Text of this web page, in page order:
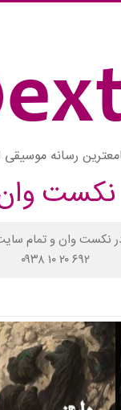
رسانه موسیقی
نکست
وان و تمام
۰۹۳۸ ۱۰ ۲۰ ۶۹۲